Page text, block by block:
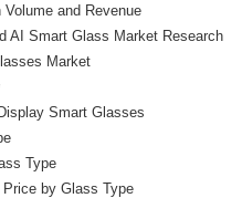
Volume and Revenue
AI Smart Glass Market Research
Smart Glasses
Type
Price by Glass Type